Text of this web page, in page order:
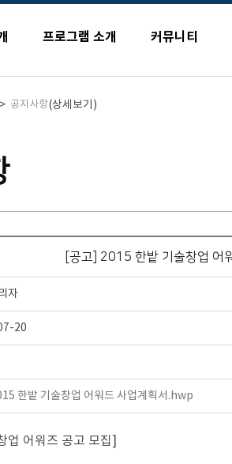
프로그램 소개 커뮤니티
> 공지사항(상세보기)
[공고] 2015 한밭 기술창업 어
자
20
한밭 기술창업 어워드 사업계획서.hwp
업 어워즈 공고 모집]